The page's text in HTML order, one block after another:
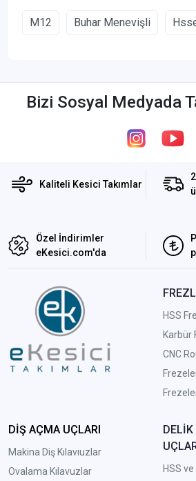
M12 Buhar Menevişli
Bizi Sosyal Medyada
Kaliteli Kesici Takımlar
Özel İndirimler
eKesici.com'da
HSS
Karbür
CNC
DİŞ AÇMA UÇLARI
Makina Diş Kılavıuzlar
Ovalama Kılavuzlar
HSS